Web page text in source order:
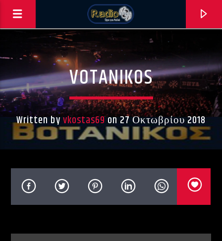
0:00
ΑΣΤΟ ΝΑ ΠΑΙΖΕΙ !!!
VOTANIKOS
Written byvkostas69on 27 Οκτωβρίου 2018